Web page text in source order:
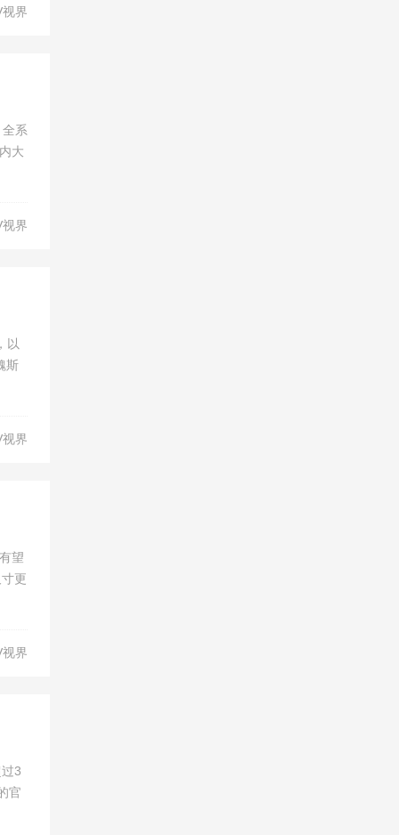
界
系
大
界
以
斯
界
望
更
界
3
官